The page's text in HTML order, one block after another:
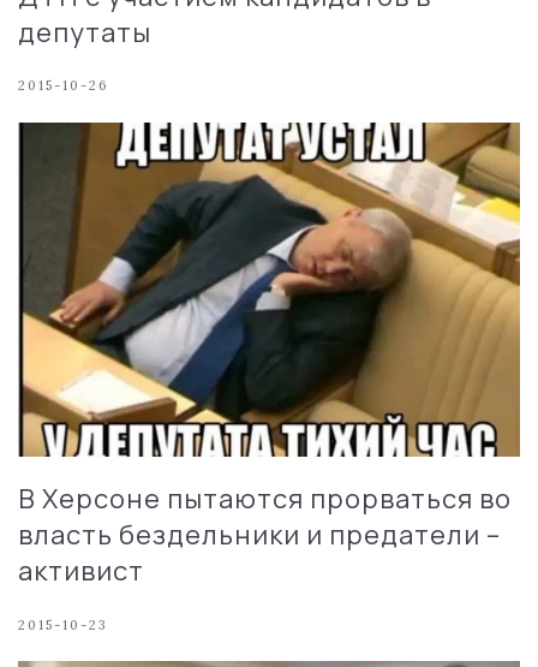
депутаты
2015-10-26
В Херсоне пытаются прорваться во
власть бездельники и предатели –
активист
2015-10-23